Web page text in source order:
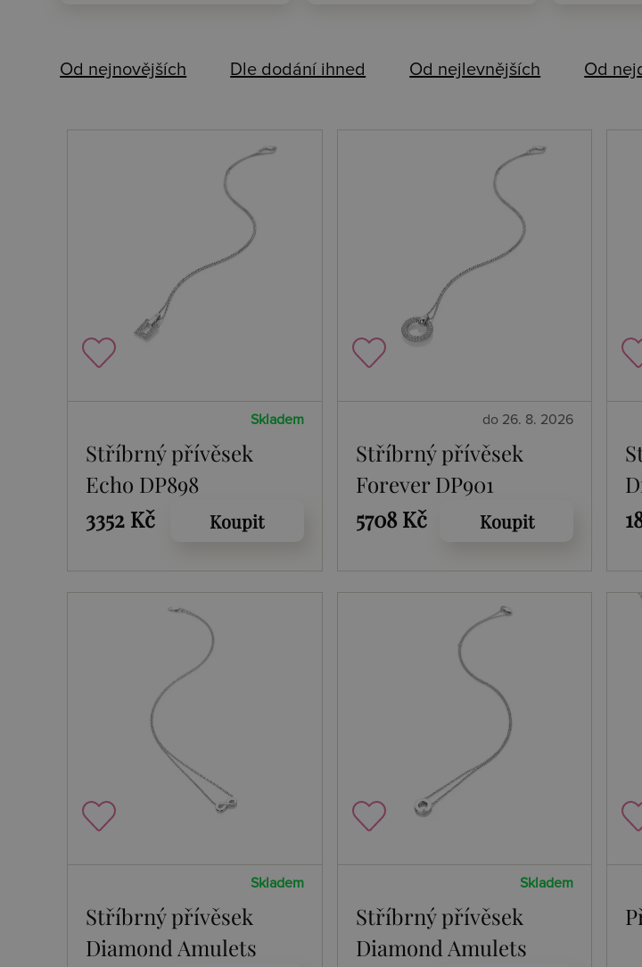
Od nejnovějších Dle dodání ihned Od nejlevnějších Od
Skladem
Stříbrný přívěsek
Echo DP898
3352 Kč
Koupit
do 26. 8. 2026
Stříbrný přívěsek
Forever DP901
5708 Kč
Koupit
Skladem
Stříbrný přívěsek
Diamond Amulets
Skladem
Stříbrný přívěsek
Diamond Amulets